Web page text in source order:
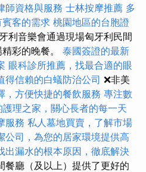
師資格與服務 士林按摩推薦 多
客的需求 桃園地區的台胞證
利音樂會通過現場匈牙利民間
彩的晚餐。 泰國簽證的最新
眼科診所推薦，找最合適的眼
得信賴的白蟻防治公司 ❌非美
，方便快捷的餐飲服務 專注數
護理之家，關心長者的每一天
服務 私人墓地買賣，了解市場
公司，為您的居家環境提供高
出漏水的根本原因，徹底解決
餐廳（及以上）提供了更好的